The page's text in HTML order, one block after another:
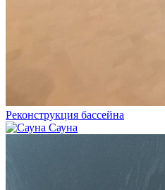
Реконструкция бассейна
Сауна